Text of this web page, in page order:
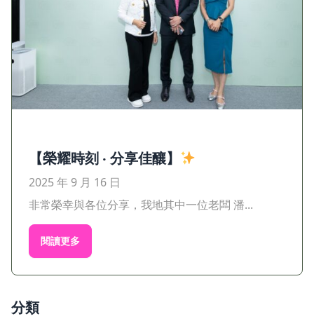
【榮耀時刻 ‧ 分享佳釀】
2025 年 9 月 16 日
非常榮幸與各位分享，我地其中一位老闆 潘...
閱讀更多
分類